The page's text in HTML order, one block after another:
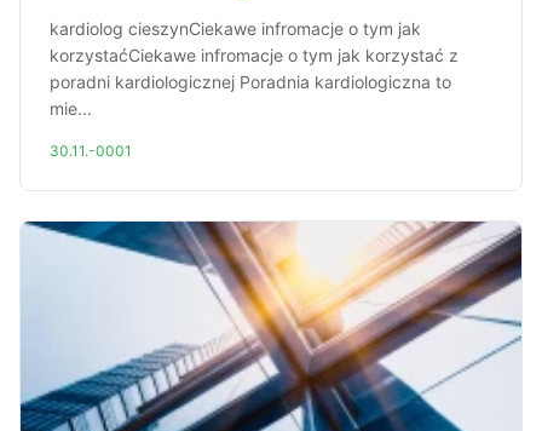
kardiolog cieszynCiekawe infromacje o tym jak
korzystaćCiekawe infromacje o tym jak korzystać z
poradni kardiologicznej Poradnia kardiologiczna to
mie...
30.11.-0001